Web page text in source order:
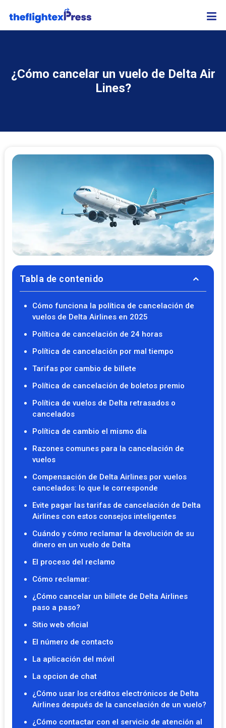
¿Cómo cancelar un vuelo de Delta Air
Lines?
Tabla de contenido
Cómo funciona la política de cancelación de
vuelos de Delta Airlines en 2025
Política de cancelación de 24 horas
Política de cancelación por mal tiempo
Tarifas por cambio de billete
Política de cancelación de boletos premio
Política de vuelos de Delta retrasados o
cancelados
Política de cambio el mismo día
Razones comunes para la cancelación de
vuelos
Compensación de Delta Airlines por vuelos
cancelados: lo que le corresponde
Evite pagar las tarifas de cancelación de Delta
Airlines con estos consejos inteligentes
Cuándo y cómo reclamar la devolución de su
dinero en un vuelo de Delta
El proceso del reclamo
Cómo reclamar:
¿Cómo cancelar un billete de Delta Airlines
paso a paso?
Sitio web oficial
El número de contacto
La aplicación del móvil
La opcion de chat
¿Cómo usar los créditos electrónicos de Delta
Airlines después de la cancelación de un vuelo?
¿Cómo contactar con el servicio de atención al